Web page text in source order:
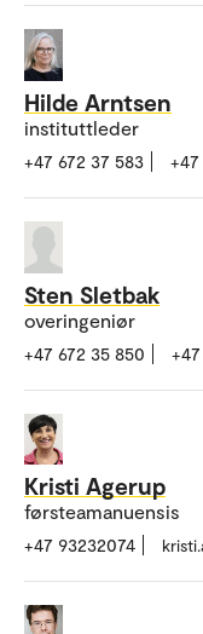
Hilde Arntsen
instituttleder
+47 672 37 583
Sten Sletbak
overingeniør
+47 672 35 850
Kristi Agerup
førsteamanuensis
+47 93232074